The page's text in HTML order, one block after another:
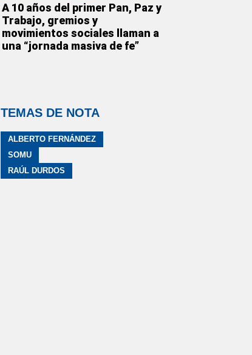
A 10 años del primer Pan, Paz y
Trabajo, gremios y
movimientos sociales llaman a
una “jornada masiva de fe”
TEMAS DE NOTA
ALBERTO FERNÁNDEZ
SOMU
RAÚL DURDOS